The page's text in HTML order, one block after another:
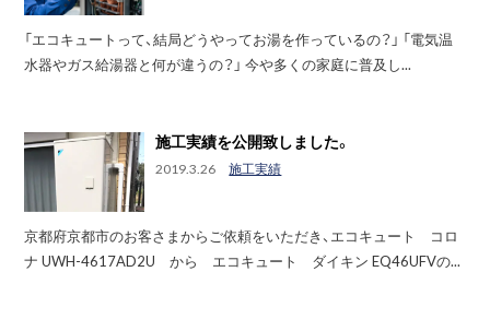
「エコキュートって、結局どうやってお湯を作っているの？」 「電気温
水器やガス給湯器と何が違うの？」 今や多くの家庭に普及し...
施工実績を公開致しました。
2019.3.26 施工実績
京都府京都市のお客さまからご依頼をいただき、エコキュート コロ
ナ UWH-4617AD2U から エコキュート ダイキン EQ46UFVの...